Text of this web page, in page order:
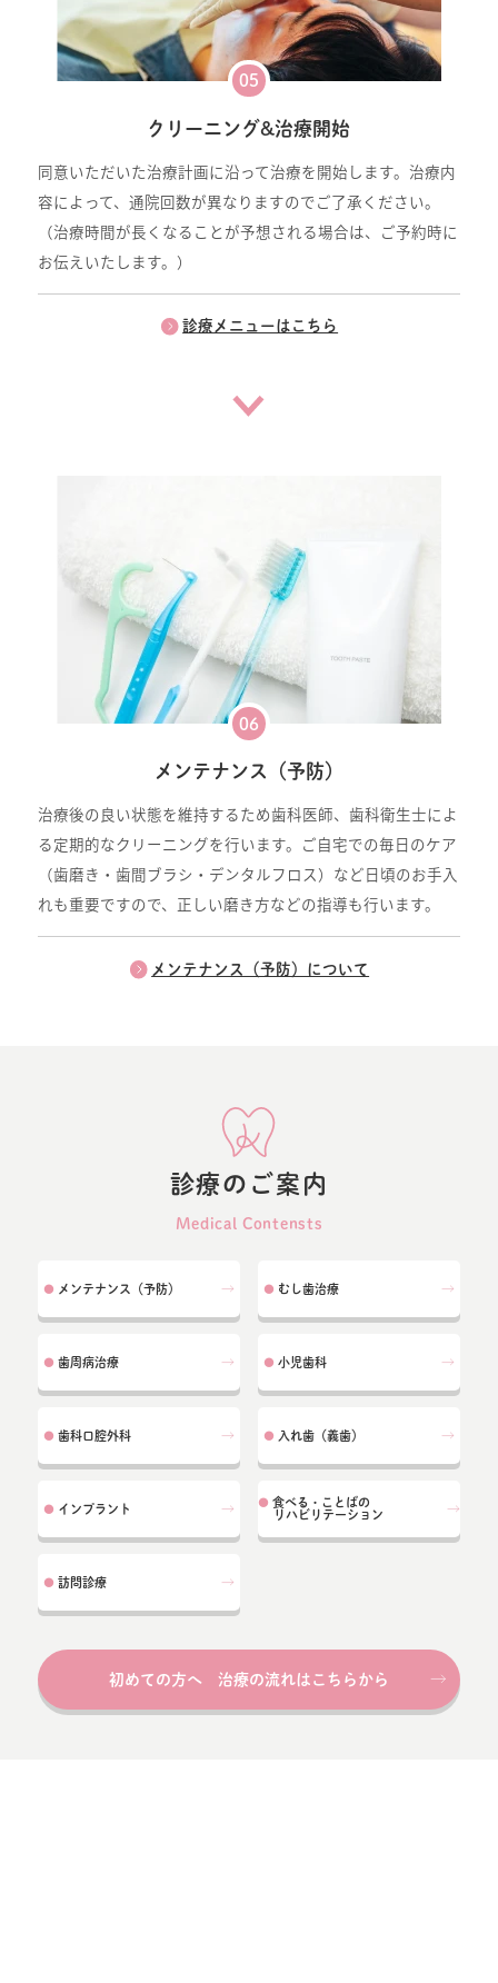
05
クリーニング&治療開始
同意いただいた治療計画に沿って治療を開始します。治療内
容によって、通院回数が異なりますのでご了承ください。
（治療時間が長くなることが予想される場合は、ご予約時に
お伝えいたします。）
診療メニューはこちら
06
メンテナンス（予防）
治療後の良い状態を維持するため歯科医師、歯科衛生士によ
る定期的なクリーニングを行います。ご自宅での毎日のケア
（歯磨き・歯間ブラシ・デンタルフロス）など日頃のお手入
れも重要ですので、正しい磨き方などの指導も行います。
メンテナンス（予防）について
診療のご案内
Medical Contensts
● メンテナンス（予防） ● むし歯治療
● 歯周病治療 ● 小児歯科
● 歯科口腔外科 ● 入れ歯（義歯）
● インプラント ● 食べる・ことばの
リハビリテーション
● 訪問診療
初めての方へ 治療の流れはこちらから